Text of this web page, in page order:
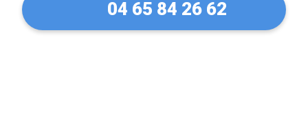
04 65 84 26 62